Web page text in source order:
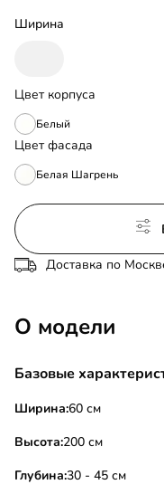
Ширина
Цвет корпуса
Белый
Цвет фасада
Белая Шагрень
Доставка по
О модели
Базовые
Ширина:60 см
Высота:200 см
Глубина:30 - 45 см